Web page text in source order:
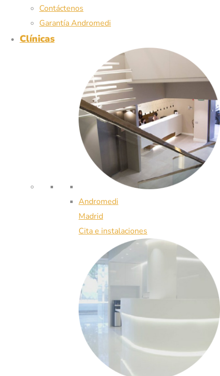
Contáctenos
Garantía Andromedi
Clínicas
Andromedi
Madrid
Cita e instalaciones